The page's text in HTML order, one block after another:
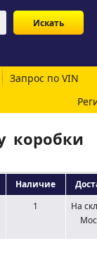
Запрос по VIN
коробки
Наличие
1 На